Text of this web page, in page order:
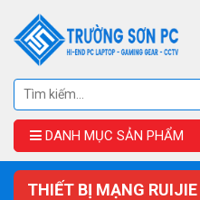
DANH MỤC SẢN PHẨM
THIẾT BỊ MẠNG RUIJIE